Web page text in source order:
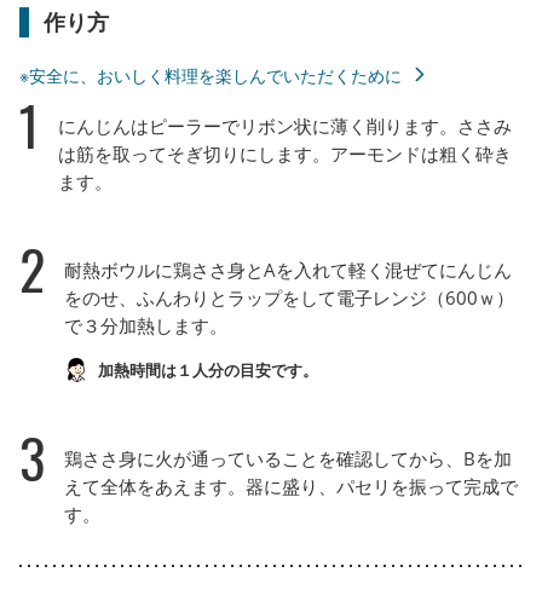
作り方
※安全に、おいしく料理を楽しんでいただくために
1
にんじんはピーラーでリボン状に薄く削ります。ささみ
は筋を取ってそぎ切りにします。アーモンドは粗く砕き
ます。
2
耐熱ボウルに鶏ささ身とAを入れて軽く混ぜてにんじん
をのせ、ふんわりとラップをして電子レンジ（600ｗ）
で３分加熱します。
加熱時間は１人分の目安です。
3
鶏ささ身に火が通っていることを確認してから、Bを加
えて全体をあえます。器に盛り、パセリを振って完成で
す。